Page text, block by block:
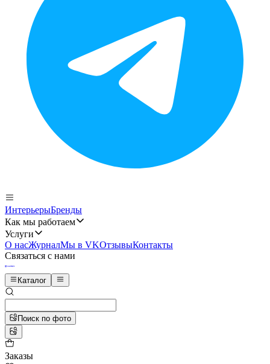
ИнтерьерыБренды
Как мы работаем
Услуги
О насЖурналМы в VKОтзывыКонтакты
Связаться с нами
Каталог
Поиск по фото
Заказы